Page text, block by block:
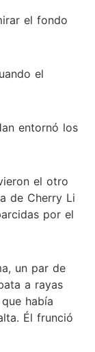
el fondo
el
entornó los
el otro
de Cherry Li
por el
un par de
a rayas
había
Él frunció